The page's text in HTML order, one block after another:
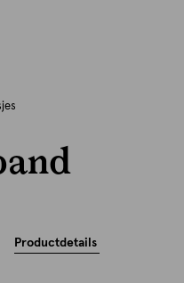
Productdetails